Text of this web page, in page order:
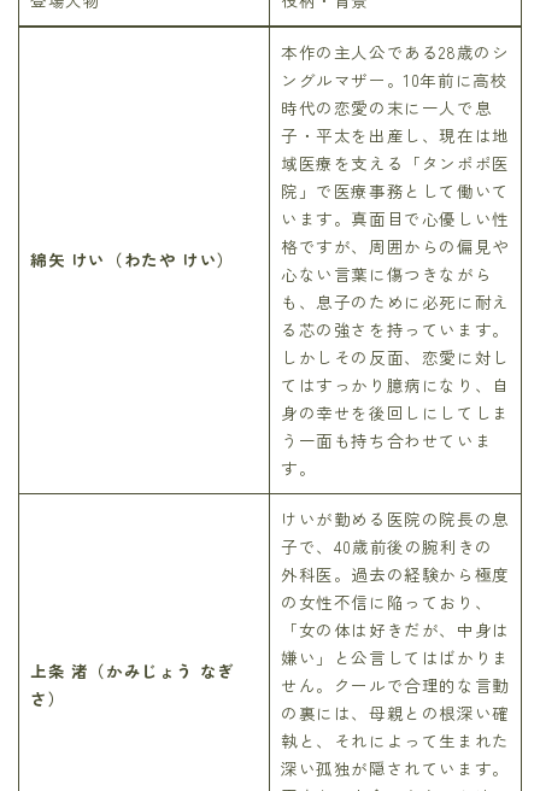
綿矢 けい（わたや けい）
本作の主人公である28歳のシ
ングルマザー。10年前に高校
時代の恋愛の末に一人で息
子・平太を出産し、現在は地
域医療を支える「タンポポ医
院」で医療事務として働いて
います。真面目で心優しい性
格ですが、周囲からの偏見や
心ない言葉に傷つきながら
も、息子のために必死に耐え
る芯の強さを持っています。
しかしその反面、恋愛に対し
てはすっかり臆病になり、自
身の幸せを後回しにしてしま
う一面も持ち合わせていま
す。
上条 渚（かみじょう なぎ
さ）
けいが勤める医院の院長の息
子で、40歳前後の腕利きの
外科医。過去の経験から極度
の女性不信に陥っており、
「女の体は好きだが、中身は
嫌い」と公言してはばかりま
せん。クールで合理的な言動
の裏には、母親との根深い確
執と、それによって生まれた
深い孤独が隠されています。